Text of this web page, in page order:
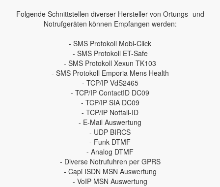
Folgende Schnittstellen diverser Hersteller von Ortungs- und
Notrufgeräten können Empfangen werden:
- SMS Protokoll Mobi-Click
- SMS Protokoll ET-Safe
- SMS Protokoll Xexun TK103
- SMS Protokoll Emporia Mens Health
- TCP/IP VdS2465
- TCP/IP ContactID DC09
- TCP/IP SIA DC09
- TCP/IP Notfall-ID
- E-Mail Auswertung
- UDP BIRCS
- Funk DTMF
- Analog DTMF
- Diverse Notrufuhren per GPRS
- Capi ISDN MSN Auswertung
- VoIP MSN Auswertung